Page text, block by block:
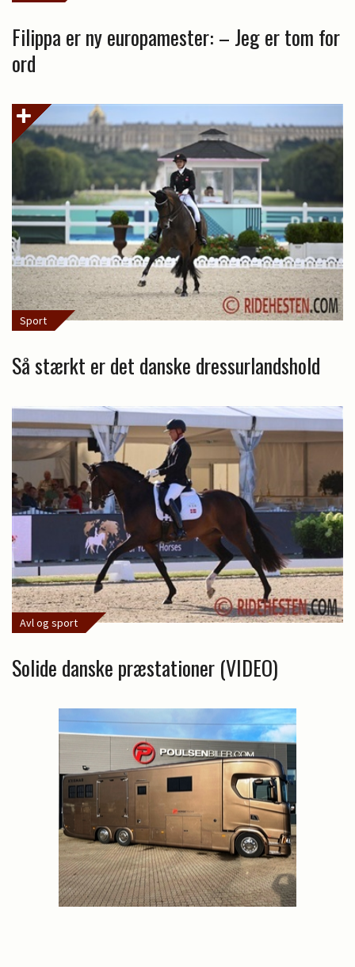
Filippa er ny europamester: – Jeg er tom for
ord
Sport
Så stærkt er det danske dressurlandshold
Avl og sport
Solide danske præstationer (VIDEO)